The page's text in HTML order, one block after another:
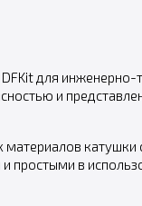
для инженерно-
и
материалов
в